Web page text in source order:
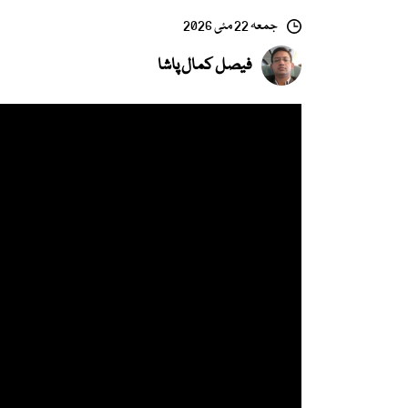
جمعہ 22 مئی 2026
فیصل کمال پاشا